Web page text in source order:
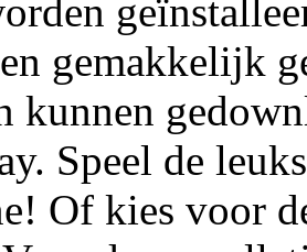
gemakkelijk
kunnen
Speel de
Of kies voor